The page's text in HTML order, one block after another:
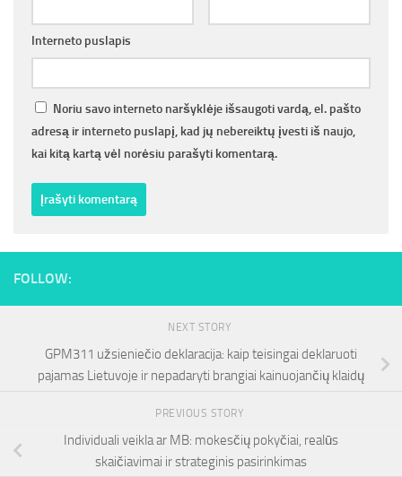
Interneto puslapis
Noriu savo interneto naršyklėje išsaugoti vardą, el. pašto
adresą ir interneto puslapį, kad jų nebereiktų įvesti iš naujo,
kai kitą kartą vėl norėsiu parašyti komentarą.
FOLLOW:
NEXT STORY
GPM311 užsieniečio deklaracija: kaip teisingai deklaruoti
pajamas Lietuvoje ir nepadaryti brangiai kainuojančių klaidų
PREVIOUS STORY
Individuali veikla ar MB: mokesčių pokyčiai, realūs
skaičiavimai ir strateginis pasirinkimas